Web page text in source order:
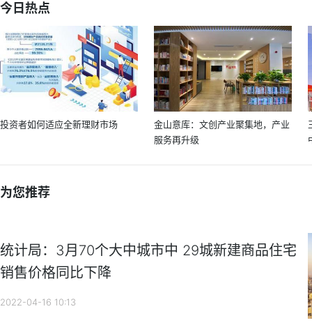
今日热点
投资者如何适应全新理财市场
金山意库：文创产业聚集地，产业
服务再升级
为您推荐
统计局：3月70个大中城市中 29城新建商品住宅
销售价格同比下降
2022-04-16 10:13